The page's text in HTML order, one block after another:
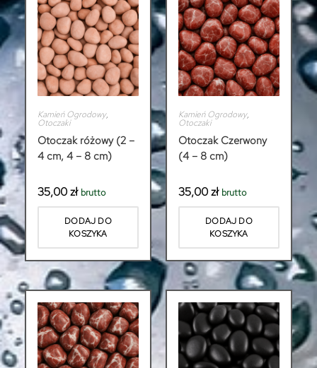
Kamień Ogrodowy,
Otoczaki
Otoczak różowy (2 –
4 cm, 4 – 8 cm)
35,00zł brutto
DODAJ DO
KOSZYKA
Kamień Ogrodowy,
Otoczaki
Otoczak Czerwony
(4 – 8 cm)
35,00zł brutto
DODAJ DO
KOSZYKA